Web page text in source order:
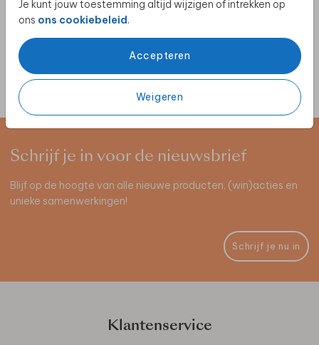
Je kunt jouw toestemming altijd wijzigen of intrekken op
ons ons cookiebeleid.
Accepteren
Weigeren
Schrijf je in voor de nieuwsbrief
Blijf op de hoogte van alle nieuwe producten, (win)acties en
unieke samenwerkingen!
Schrijf je nu in
Klantenservice